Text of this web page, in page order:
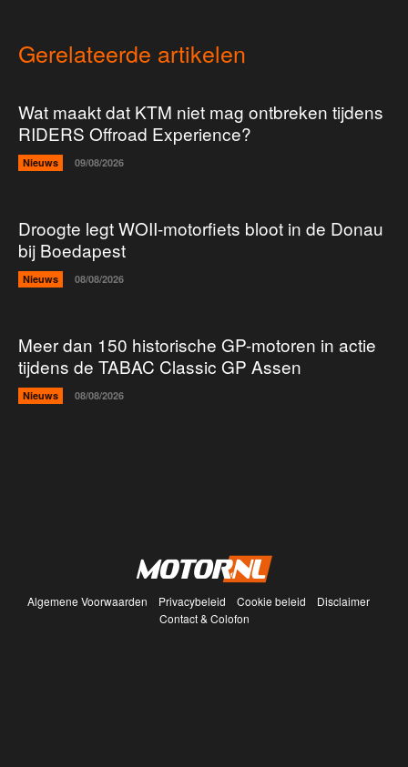
Gerelateerde artikelen
Wat maakt dat KTM niet mag ontbreken tijdens
RIDERS Offroad Experience?
Nieuws 09/08/2026
Droogte legt WOII-motorfiets bloot in de Donau
bij Boedapest
Nieuws 08/08/2026
Meer dan 150 historische GP-motoren in actie
tijdens de TABAC Classic GP Assen
Nieuws 08/08/2026
Algemene Voorwaarden Privacybeleid Cookie beleid
Disclaimer
Contact & Colofon